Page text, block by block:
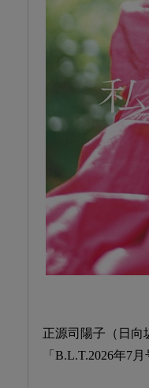
正源司陽子（日向
「B.L.T.2026年7